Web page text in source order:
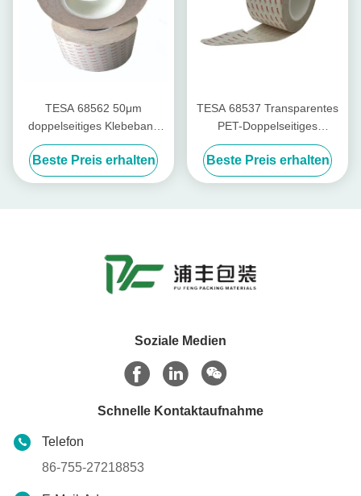
TESA 68562 50μm
doppelseitiges Klebeband
mit Tackifiziertem Acryl für
eine äußere Wetterfestigkeit
Beste Preis erhalten
TESA 68537 Transparentes
PET-Doppelseitiges
Klebeband 0,1 mm Anti-
Rebond mit hoher
Temperaturbeständigkeit
Beste Preis erhalten
Soziale Medien
Schnelle Kontaktaufnahme
Telefon
86-755-27218853